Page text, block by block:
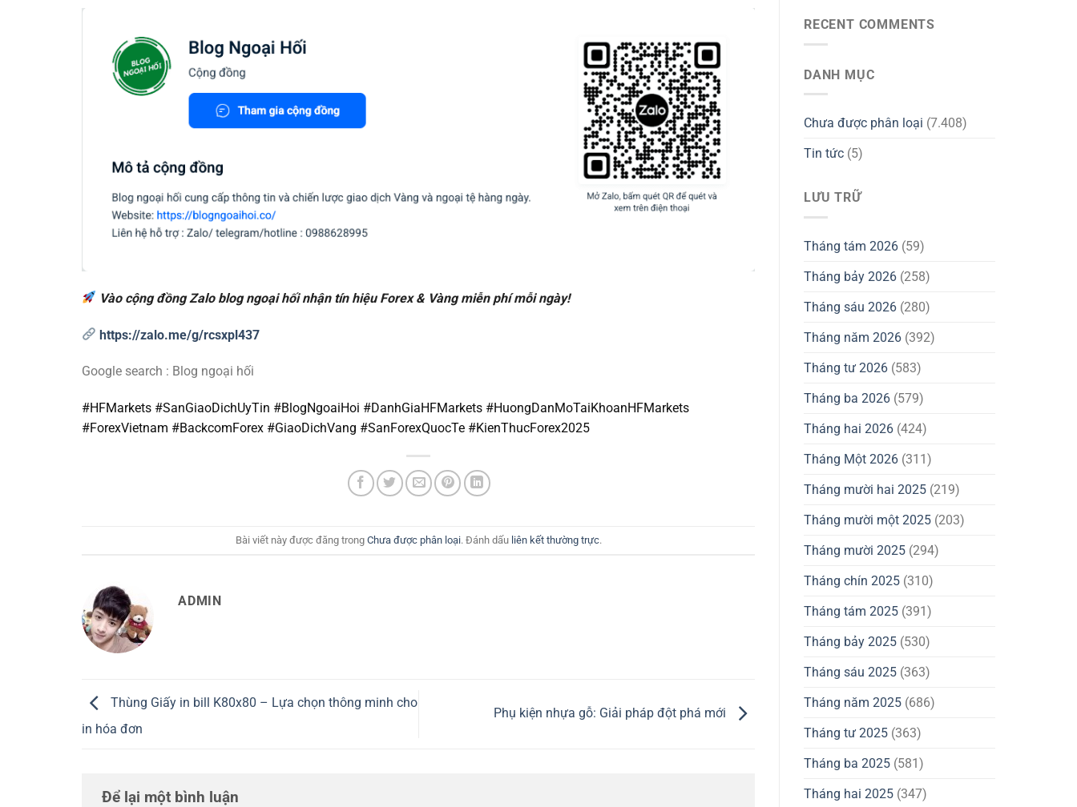
Vào cộng đồng Zalo blog ngoại hối nhận tín hiệu Forex & Vàng miễn phí mỗi ngày!
https://zalo.me/g/rcsxpl437
Google search : Blog ngoại hối
#HFMarkets #SanGiaoDichUyTin #BlogNgoaiHoi #DanhGiaHFMarkets #HuongDanMoTaiKhoanHFMarkets
#ForexVietnam #BackcomForex #GiaoDichVang #SanForexQuocTe #KienThucForex2025
Bài viết này được đăng trong Chưa được phân loại. Đánh dấu liên kết thường trực.
ADMIN
Thùng Giấy in bill K80x80 – Lựa chọn thông minh cho
in hóa đơn
Phụ kiện nhựa gỗ: Giải pháp đột phá mới
Để lại một bình luận
RECENT COMMENTS
DANH MỤC
Chưa được phân loại (7.408)
Tin tức (5)
LƯU TRỮ
Tháng tám 2026 (59)
Tháng bảy 2026 (258)
Tháng sáu 2026 (280)
Tháng năm 2026 (392)
Tháng tư 2026 (583)
Tháng ba 2026 (579)
Tháng hai 2026 (424)
Tháng Một 2026 (311)
Tháng mười hai 2025 (219)
Tháng mười một 2025 (203)
Tháng mười 2025 (294)
Tháng chín 2025 (310)
Tháng tám 2025 (391)
Tháng bảy 2025 (530)
Tháng sáu 2025 (363)
Tháng năm 2025 (686)
Tháng tư 2025 (363)
Tháng ba 2025 (581)
Tháng hai 2025 (347)